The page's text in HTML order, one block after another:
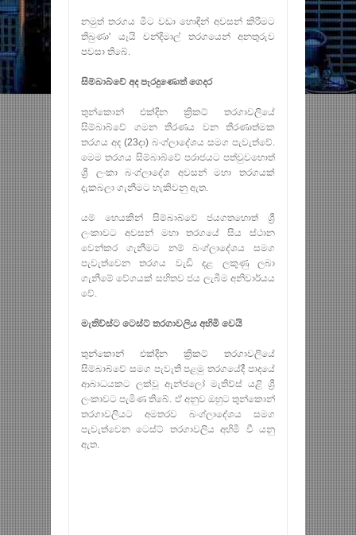
නමුත් තරගය මීට වඩා හොඳින් අවසන් කිරීමට
තිබුණා' යෑයි චන්දිමාල් තරගයෙන් අනතුරුව
පවසා තිබේ.
සිම්බාබ්වේ අද පැරදුණොත් ගෙදර
තුන්කොන් එක්‌දින ක්‍රිකට්‌ තරගාවලියේ
සිම්බාබ්වේ ගමන තීරණය වන තීරණාත්මක
තරගය අද (23දා) බංග්ලාදේශය සමග පැවැත්වේ.
මෙම තරගය සිම්බාබ්වේ පරාජයට පත්වුවහොත්
ශ්‍රී ලංකා බංග්ලාදේශ අවසන් මහා තරගයක්‌
දැකබලා ගැනීමට හැකිවනු ඇත.
යම් හෙයකින් සිම්බාබ්වේ ජයගතහොත් ශ්‍රී
ලංකාවට අවසන් මහා තරගයේ සිය ස්‌ථාන
වෙන්කර ගැනීමට නම් බංග්ලාදේශය සමග
පැවැත්වෙන තරගය වැඩි දළ ලකුණු ලබා
ගැනීමේ වේගයක්‌ සහිතව ජය ලැබීම අනිවාර්යය
වේ.
මැතිව්ස්‌ට ටෙස්‌ට්‌ තරගාවලිය අහිමි වෙයි
තුන්කොන් එක්‌දින ක්‍රිකට්‌ තරගාවලියේ
සිම්බාබ්වේ සමග පැවැති පළමු තරගයේදී පාදයේ
ආබාධයකට ලක්‌වූ ඇන්ජලෝ මැතිව්ස්‌ යළි ශ්‍රී
ලංකාවට පැමිණ තිබේ. ඒ අනුව ඔහුට තුන්කොන්
තරගාවලියට අමතරව බංග්ලාදේශය සමග
පැවැත්වෙන ටෙස්‌ට්‌ තරගාවලිය අහිමි වී යනු
ඇත.